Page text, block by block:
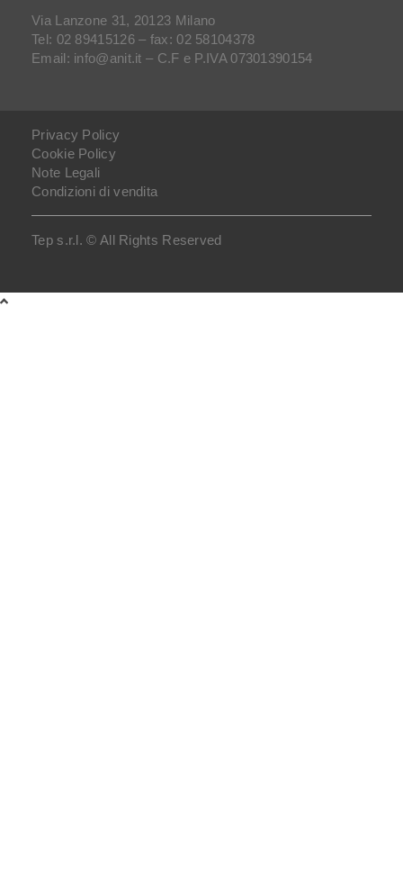
Via Lanzone 31, 20123 Milano
Tel: 02 89415126 – fax: 02 58104378
Email: info@anit.it – C.F e P.IVA 07301390154
Tep s.r.l. © All Rights Reserved
Privacy Policy
Cookie Policy
Note Legali
Condizioni di vendita